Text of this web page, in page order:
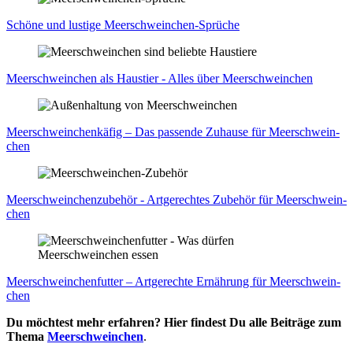
Schö­ne und lus­ti­ge Meer­schwein­chen-Sprü­che
Meer­schwein­chen als Haus­tier - Alles über Meer­schwein­chen
Meer­schwein­chen­kä­fig – Das pas­sen­de Zuhau­se für Meer­schwein­
chen
Meer­schwein­chen­zu­be­hör - Art­ge­rech­tes Zube­hör für Meer­schwein­
chen
Meer­schwein­chen­fut­ter – Art­ge­rech­te Ernäh­rung für Meer­schwein­
chen
Du möchtest mehr erfahren? Hier findest Du alle Beiträge zum
Thema Meerschweinchen.